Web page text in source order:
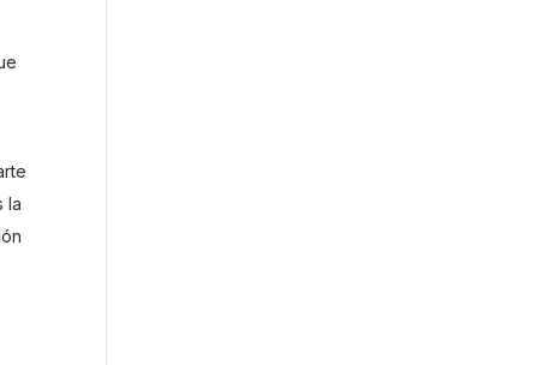
la